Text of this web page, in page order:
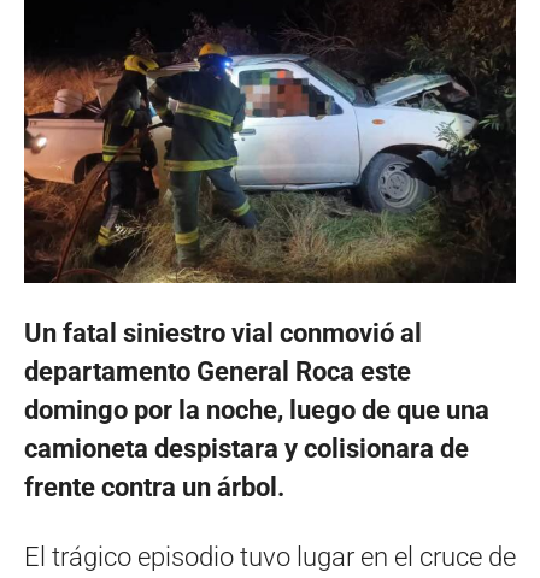
Un fatal siniestro vial conmovió al
departamento General Roca este
domingo por la noche, luego de que una
camioneta despistara y colisionara de
frente contra un árbol.
El trágico episodio tuvo lugar en el cruce de